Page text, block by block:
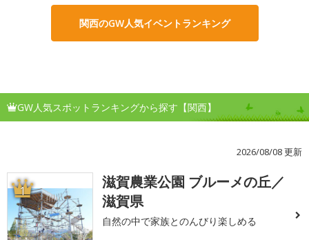
関西のGW人気イベントランキング
GW人気スポットランキングから探す【関西】
2026/08/08 更新
1
滋賀農業公園 ブルーメの丘／
滋賀県
自然の中で家族とのんびり楽しめる